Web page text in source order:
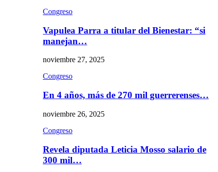
Congreso
Vapulea Parra a titular del Bienestar: “si
manejan…
noviembre 27, 2025
Congreso
En 4 años, más de 270 mil guerrerenses…
noviembre 26, 2025
Congreso
Revela diputada Leticia Mosso salario de
300 mil…